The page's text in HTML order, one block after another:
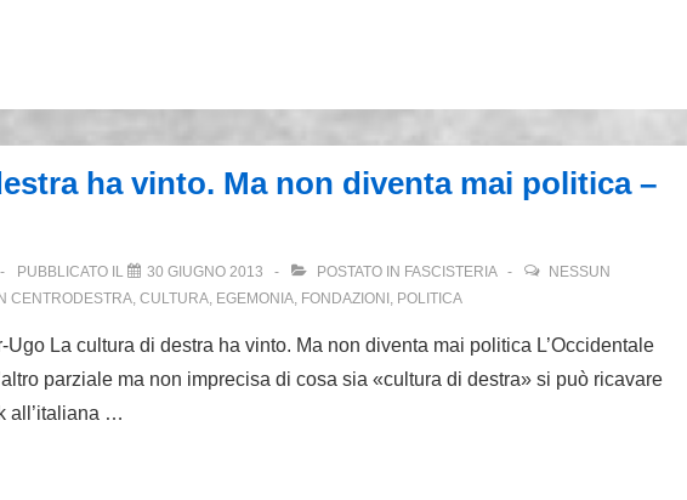
ha vinto. Ma non diventa mai politica –
PUBBLICATO IL 30 GIUGNO 2013 POSTATO IN FASCISTERIA
NESSUN
CENTRODESTRA, CULTURA, EGEMONIA, FONDAZIONI , POLITICA
Ugo La cultura di destra ha vinto. Ma non diventa mai politica L’Occidentale
parziale ma non imprecisa di cosa sia «cultura di destra» si può ricavare
all’italiana …